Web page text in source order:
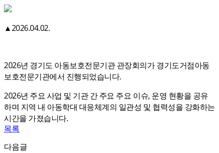
▲2026.04.02.
2026년 경기도 아동보호전문기관 관장회의가 경기도거점아동
보호전문기관에서 진행되었습니다.
2026년 주요 사업 및 기관 간 주요 주요 이슈, 운영 현황을 공유
하며 지역 내 아동학대 대응체계의 일관성 및 협력성을 강화하는
시간을 가졌습니다.
목록
다음글